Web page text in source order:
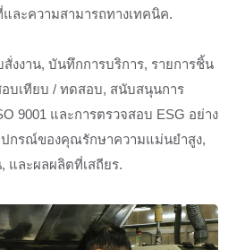
ละความสามารถทางเทคนิค.
งงาน, บันทึกการบริการ, รายการชิ้น
อบเทียบ / ทดสอบ, สนับสนุนการ
9001 และการตรวจสอบ ESG อย่าง
ปกรณ์ของคุณรักษาความแม่นยำสูง,
และผลผลิตที่เสถียร.